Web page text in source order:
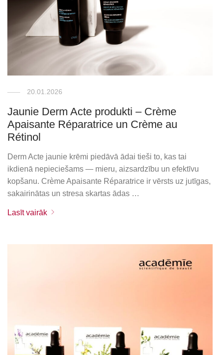
20.01.2026
Jaunie Derm Acte produkti – Crème
Apaisante Réparatrice un Crème au
Rétinol
Derm Acte jaunie krēmi piedāvā ādai tieši to, kas tai
ikdienā nepieciešams — mieru, aizsardzību un efektīvu
kopšanu. Crème Apaisante Réparatrice ir vērsts uz jutīgas,
sakairinātas un stresa skartas ādas …
Lasīt vairāk